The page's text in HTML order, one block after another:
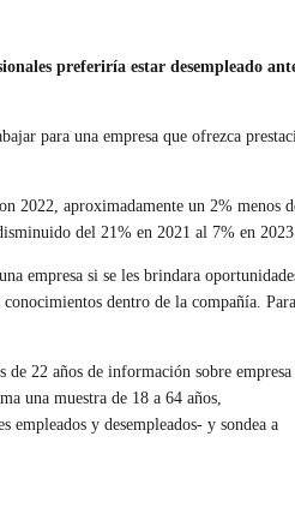
preferiría estar desempleado
para una empresa que ofrezca
2022, aproximadamente un 2% menos
del 21% en 2021 al 7% en 2023.
empresa si se les brindara
dentro de la compañía.
22 años de información sobre empresa
una muestra de 18 a 64 años,
empleados y desempleados- y sondea a